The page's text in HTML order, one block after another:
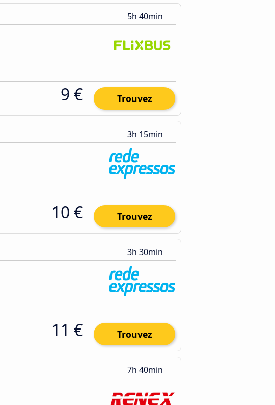
5h 40min
9 € Trouvez
3h 15min
10 € Trouvez
3h 30min
11 € Trouvez
7h 40min